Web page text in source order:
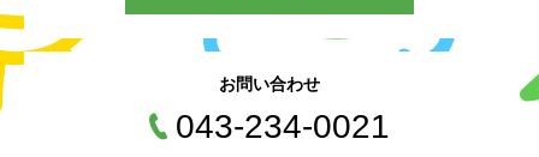
お問い合わせ
043-234-0021